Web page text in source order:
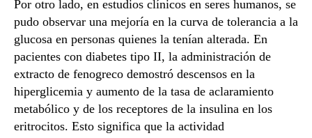
Por otro lado, en estudios clínicos en seres humanos, se
pudo observar una mejoría en la curva de tolerancia a la
glucosa en personas quienes la tenían alterada. En
pacientes con diabetes tipo II, la administración de
extracto de fenogreco demostró descensos en la
hiperglicemia y aumento de la tasa de aclaramiento
metabólico y de los receptores de la insulina en los
eritrocitos. Esto significa que la actividad